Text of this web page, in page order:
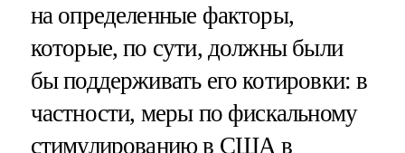
на определенные факторы,
которые, по сути, должны были
бы поддерживать его котировки: в
частности, меры по фискальному
стимулированию в США в